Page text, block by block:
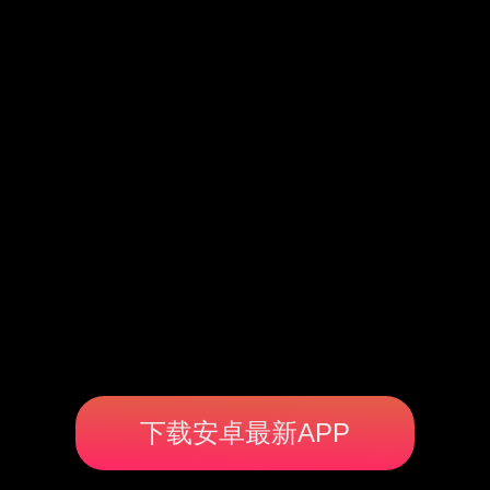
下载安卓最新APP